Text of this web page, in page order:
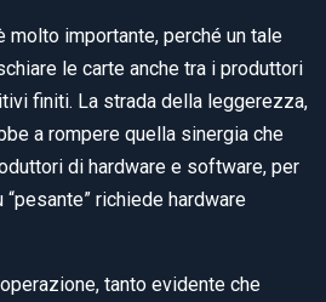
molto importante, perché un tale
le carte anche tra i produttori
finiti. La strada della leggerezza,
a rompere quella sinergia che
di hardware e software, per
richiede hardware
tanto evidente che